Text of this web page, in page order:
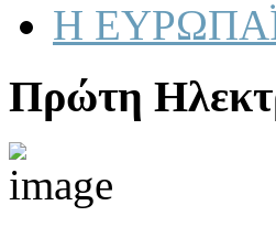
Η
Πρώτη